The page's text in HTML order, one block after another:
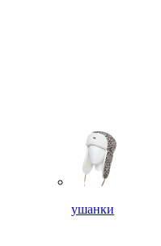
ушанки